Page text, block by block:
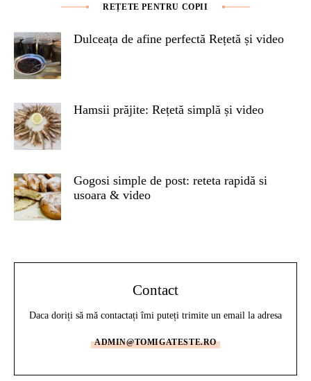
REȚETE PENTRU COPII
Dulceața de afine perfectă Rețetă și video
Hamsii prăjite: Rețetă simplă și video
Gogosi simple de post: reteta rapidă si
usoara & video
Contact
Daca doriți să mă contactați îmi puteți trimite un email la adresa
ADMIN@TOMIGATESTE.RO